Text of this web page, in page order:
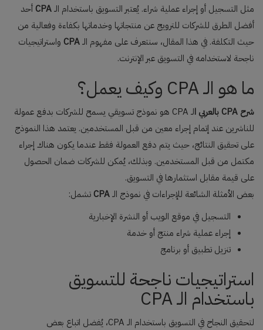
مثل التسجيل أو إجراء عملية شراء. يُعتبر التسويق باستخدام الـCPA أحد
أفضل الطرق للشركات للترويج عن منتجاتها وخدماتها بكفاءة وفعالية من
حيث التكلفة. في هذا المقال، سنتعرف على مفهوم الـCPA واستراتيجيات
ناجحة لاستخدامه في التسويق عبر الإنترنت.
ما هو الـ CPA وكيف يعمل؟
شرح CPA بالعربي ا
لـ CPA هو نموذج تسويقي يسمح للشركات بدفع عمولة
للناشرين عند إتمام إجراء معين من قبل المستخدمين. يعتمد هذا النموذج
على تحقيق النتائج، حيث يتم دفع العمولة فقط عندما يكون هناك إجراء
مكتمل من قبل المستخدمين. وبذلك، يُمكن للشركات ضمان الحصول
على قيمة مقابل استثمارها في التسويق.
بعض الأمثلة الشائعة للإجراءات في نموذج الـCPA تشمل:
التسجيل في موقع الويب أو النشرة الإخبارية
إجراء عملية شراء منتج أو خدمة
تنزيل تطبيق أو برنامج
استراتيجيات ناجحة للتسويق
باستخدام الـ CPA
لتحقيق النجاح في التسويق باستخدام الـ CPA، يُفضل اتباع بعض